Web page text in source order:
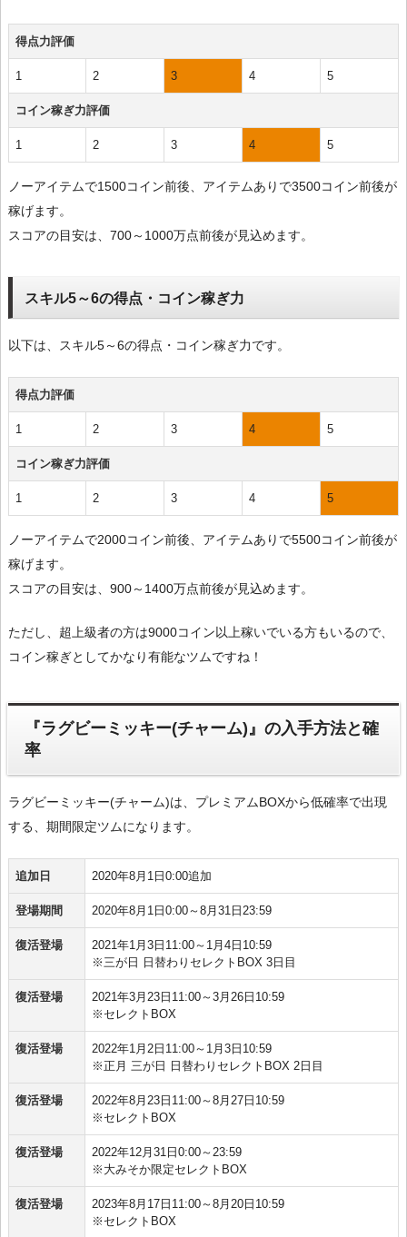
得点力評価
1 2 3 4 5
コイン稼ぎ力評価
1 2 3 4 5
ノーアイテムで1500コイン前後、アイテムありで3500コイン前後が
稼げます。
スコアの目安は、700～1000万点前後が見込めます。
スキル5～6の得点・コイン稼ぎ力
以下は、スキル5～6の得点・コイン稼ぎ力です。
得点力評価
1 2 3 4 5
コイン稼ぎ力評価
1 2 3 4 5
ノーアイテムで2000コイン前後、アイテムありで5500コイン前後が
稼げます。
スコアの目安は、900～1400万点前後が見込めます。
ただし、超上級者の方は9000コイン以上稼いでいる方もいるので、
コイン稼ぎとしてかなり有能なツムですね！
『ラグビーミッキー(チャーム)』の入手方法と確
率
ラグビーミッキー(チャーム)は、プレミアムBOXから低確率で出現
する、期間限定ツムになります。
追加日 2020年8月1日0:00追加
登場期間 2020年8月1日0:00～8月31日23:59
復活登場
2021年1月3日11:00～1月4日10:59
※三が日 日替わりセレクトBOX 3日目
復活登場
2021年3月23日11:00～3月26日10:59
※セレクトBOX
復活登場
2022年1月2日11:00～1月3日10:59
※正月 三が日 日替わりセレクトBOX 2日目
復活登場
2022年8月23日11:00～8月27日10:59
※セレクトBOX
復活登場
2022年12月31日0:00～23:59
※大みそか限定セレクトBOX
復活登場
2023年8月17日11:00～8月20日10:59
※セレクトBOX